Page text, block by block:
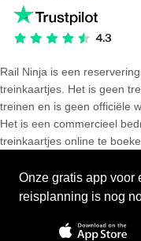
Rail Ninja is een
treinkaartjes. Het is geen
treinen en is geen officiële
Het is een commercieel
treinkaartjes online te
Onze gratis app
reisplanning is nog